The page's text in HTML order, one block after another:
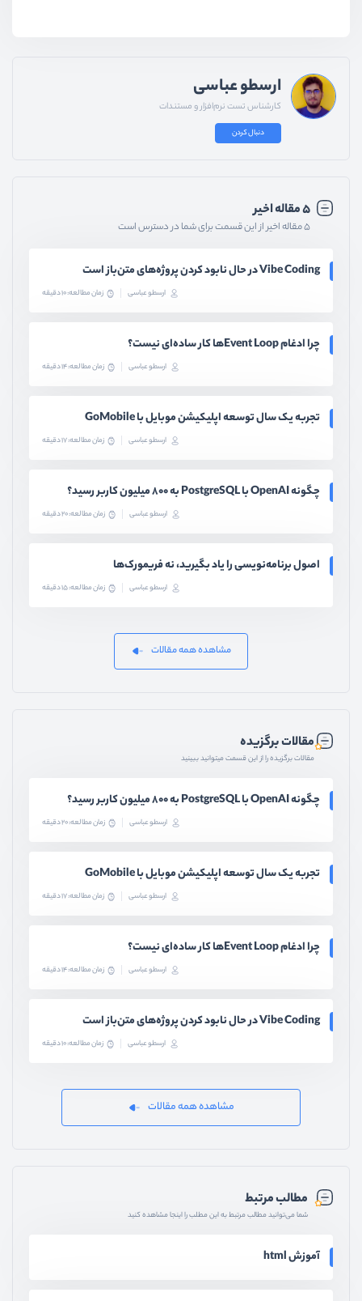
ارسطو عباسی
کارشناس تست نرم‌افزار و مستندات
دنبال کردن
۵ مقاله اخیر
۵ مقاله اخیر از این قسمت برای شما در دسترس است
Vibe Coding در حال نابود کردن پروژه‌های متن‌باز است
ارسطو عباسی زمان مطالعه: 10 دقیقه
چرا ادغام Event Loopها کار ساده‌ای نیست؟
ارسطو عباسی زمان مطالعه: 14 دقیقه
تجربه یک سال توسعه اپلیکیشن موبایل با GoMobile
ارسطو عباسی زمان مطالعه: 17 دقیقه
چگونه OpenAI با PostgreSQL به ۸۰۰ میلیون کاربر رسید؟
ارسطو عباسی زمان مطالعه: 20 دقیقه
اصول برنامه‌نویسی را یاد بگیرید، نه فریمورک‌ها
ارسطو عباسی زمان مطالعه: 15 دقیقه
مشاهده همه مقالات
مقالات برگزیده
مقالات برگزیده را از این قسمت میتوانید ببینید
چگونه OpenAI با PostgreSQL به ۸۰۰ میلیون کاربر رسید؟
ارسطو عباسی زمان مطالعه: 20 دقیقه
تجربه یک سال توسعه اپلیکیشن موبایل با GoMobile
ارسطو عباسی زمان مطالعه: 17 دقیقه
چرا ادغام Event Loopها کار ساده‌ای نیست؟
ارسطو عباسی زمان مطالعه: 14 دقیقه
Vibe Coding در حال نابود کردن پروژه‌های متن‌باز است
ارسطو عباسی زمان مطالعه: 10 دقیقه
مشاهده همه مقالات
مطالب مرتبط
شما می‌توانید مطالب مرتبط به این مطلب را اینجا مشاهده کنید
آموزش html